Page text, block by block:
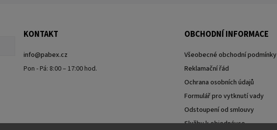
KONTAKT
info@pabex.cz
Pon - Pá: 8:00 – 17:00 hod.
OBCHODNÍ INFORMACE
Všeobecné obchodní podmínky
Reklamační řád
Ochrana osobních údajů
Formulář pro vytknutí vady
Odstoupení od smlouvy
Služby k objednávce